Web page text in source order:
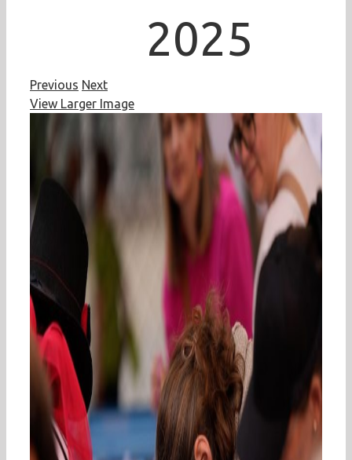
2025
Previous Next
View Larger Image